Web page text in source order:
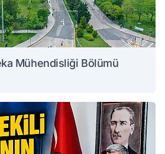
Mühendisliği Bölümü